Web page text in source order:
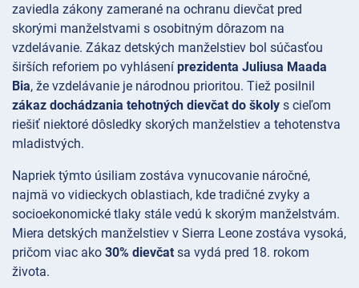
zaviedla zákony zamerané na ochranu dievčat pred
skorými manželstvami s osobitným dôrazom na
vzdelávanie. Zákaz detských manželstiev bol súčasťou
širších reforiem po vyhlásení prezidenta Juliusa Maada
Bia, že vzdelávanie je národnou prioritou. Tiež posilnil
zákaz dochádzania tehotných dievčat do školy s cieľom
riešiť niektoré dôsledky skorých manželstiev a tehotenstva
mladistvých.
Napriek týmto úsiliam zostáva vynucovanie náročné,
najmä vo vidieckych oblastiach, kde tradičné zvyky a
socioekonomické tlaky stále vedú k skorým manželstvám.
Miera detských manželstiev v Sierra Leone zostáva vysoká,
pričom viac ako 30% dievčat sa vydá pred 18. rokom
života.